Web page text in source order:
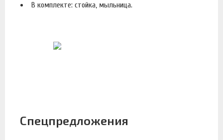
В комплекте: стойка, мыльница.
Спецпредложения